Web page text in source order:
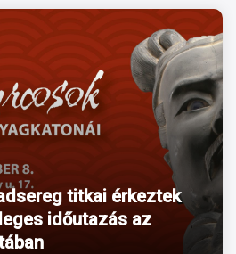
titkai érkeztek
időutazás az